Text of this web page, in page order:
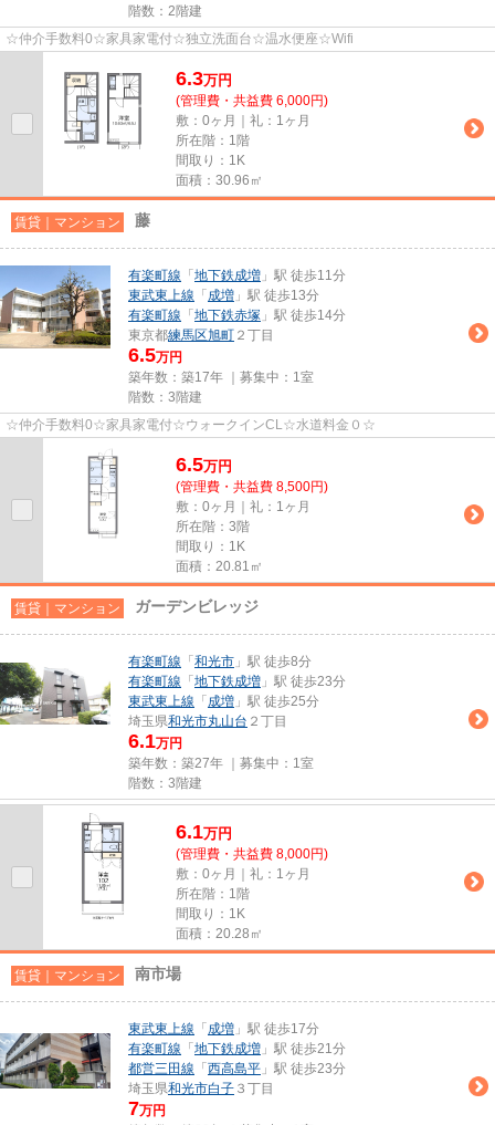
階数：2階建
☆仲介手数料0☆家具家電付☆独立洗面台☆温水便座☆Wifi
6.3万円
(管理費・共益費 6,000円)
敷：0ヶ月｜礼：1ヶ月
所在階：1階
間取り：1K
面積：30.96㎡
賃貸｜マンション 藤
有楽町線 「 地下鉄成増 」駅 徒歩11分
東武東上線 「 成増 」駅 徒歩13分
有楽町線 「 地下鉄赤塚 」駅 徒歩14分
東京都練馬区旭町 ２丁目
6.5万円
築年数：築17年 ｜募集中： 1室
階数：3階建
☆仲介手数料0☆家具家電付☆ウォークインCL☆水道料金０☆
6.5万円
(管理費・共益費 8,500円)
敷：0ヶ月｜礼：1ヶ月
所在階：3階
間取り：1K
面積：20.81㎡
賃貸｜マンション ガーデンビレッジ
有楽町線 「 和光市 」駅 徒歩8分
有楽町線 「 地下鉄成増 」駅 徒歩23分
東武東上線 「 成増 」駅 徒歩25分
埼玉県和光市丸山台 ２丁目
6.1万円
築年数：築27年 ｜募集中： 1室
階数：3階建
6.1万円
(管理費・共益費 8,000円)
敷：0ヶ月｜礼：1ヶ月
所在階：1階
間取り：1K
面積：20.28㎡
賃貸｜マンション 南市場
東武東上線 「 成増 」駅 徒歩17分
有楽町線 「 地下鉄成増 」駅 徒歩21分
都営三田線 「 西高島平 」駅 徒歩23分
埼玉県和光市白子 ３丁目
7万円